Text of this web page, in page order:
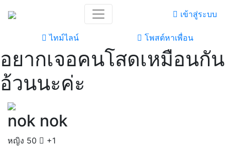
เข้าสู่ระบบ
ไทม์ไลน์ โพสต์หาเพื่อน
อยากเจอคนโสดเหมือนกัน
อ้วนนะค่ะ
nok nok
หญิง 50
+1